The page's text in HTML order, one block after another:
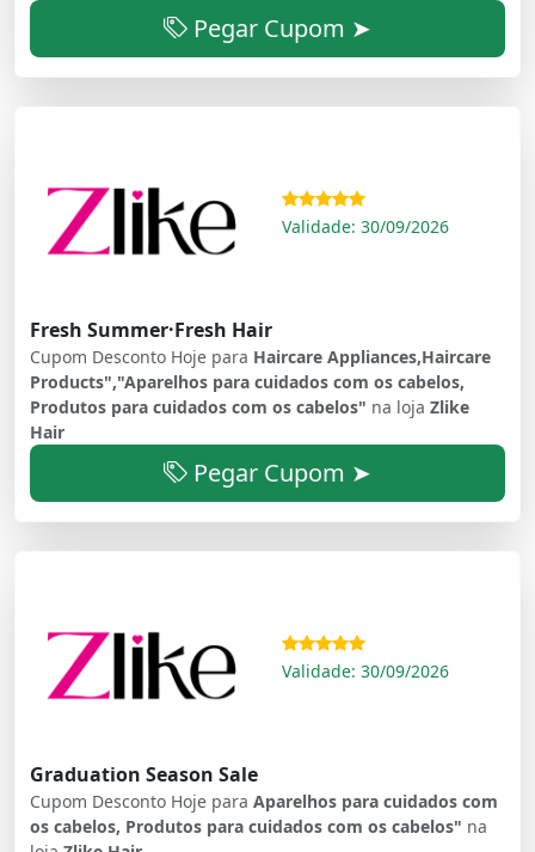
Pegar Cupom ➤
Validade: 30/09/2026
Fresh Summer·Fresh Hair
Cupom Desconto Hoje para Haircare Appliances,Haircare
Products","Aparelhos para cuidados com os cabelos,
Produtos para cuidados com os cabelos" na loja Zlike
Hair
Pegar Cupom ➤
Validade: 30/09/2026
Graduation Season Sale
Cupom Desconto Hoje para Aparelhos para cuidados com
os cabelos, Produtos para cuidados com os cabelos" na